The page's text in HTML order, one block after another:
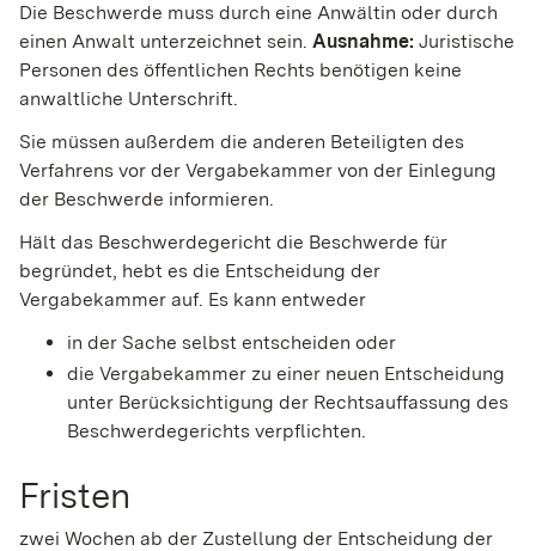
Die Beschwerde muss durch eine Anwältin oder durch
einen Anwalt unterzeichnet sein. Ausnahme: Juristische
Personen des öffentlichen Rechts benötigen keine
anwaltliche Unterschrift.
Sie müssen außerdem die anderen Beteiligten des
Verfahrens vor der Vergabekammer von der Einlegung
der Beschwerde informieren.
Hält das Beschwerdegericht die Beschwerde für
begründet, hebt es die Entscheidung der
Vergabekammer auf. Es kann entweder
in der Sache selbst entscheiden oder
die Vergabekammer zu einer neuen Entscheidung
unter Berücksichtigung der Rechtsauffassung des
Beschwerdegerichts verpflichten.
Fristen
zwei Wochen ab der Zustellung der Entscheidung der